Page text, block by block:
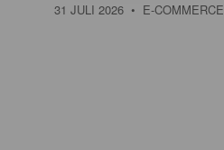
31 JULI 2026 • E-COMMERCE